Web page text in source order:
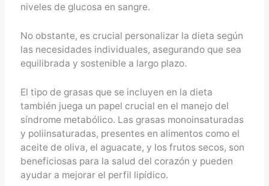
niveles de glucosa en sangre.
No obstante, es crucial personalizar la dieta según
las necesidades individuales, asegurando que sea
equilibrada y sostenible a largo plazo.
El tipo de grasas que se incluyen en la dieta
también juega un papel crucial en el manejo del
síndrome metabólico. Las grasas monoinsaturadas
y poliinsaturadas, presentes en alimentos como el
aceite de oliva, el aguacate, y los frutos secos, son
beneficiosas para la salud del corazón y pueden
ayudar a mejorar el perfil lipídico.